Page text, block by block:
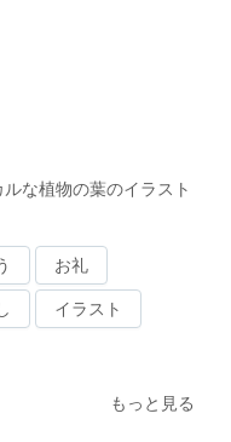
ルな植物の葉のイラスト
お礼
イラスト
もっと見る